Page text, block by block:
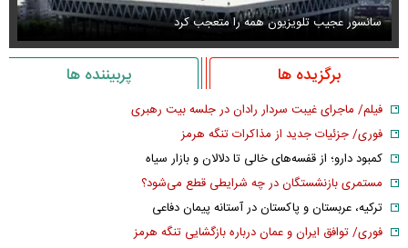
سانسور عجیب تلویزیون همه را متعجب کرد
برگزیده ها پربیننده ها
فیلم/ ماجرای غیبت سردار رادان در جلسه بیت رهبری
فوری/ جزئیات جدید از مذاکرات تنگه هرمز
کمبود دارو؛ از قفسه‌های خالی تا دلالان و بازار سیاه
مستمری بازنشستگان در چه شرایطی قطع می‌شود؟
ترکیه، عربستان و پاکستان در آستانه پیمان دفاعی
فوری/ توافق ایران و عمان درباره بازگشایی تنگه هرمز